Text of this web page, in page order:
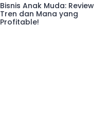
Bisnis Anak Muda: Review
Tren dan Mana yang
Profitable!